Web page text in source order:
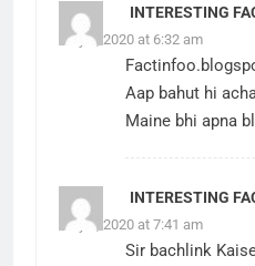
INTERESTING
May 2, 2020 at 6:32 am
Aap bahut hi
Maine bhi apna
INTERESTING
May 2, 2020 at 7:41 am
Sir bachlink